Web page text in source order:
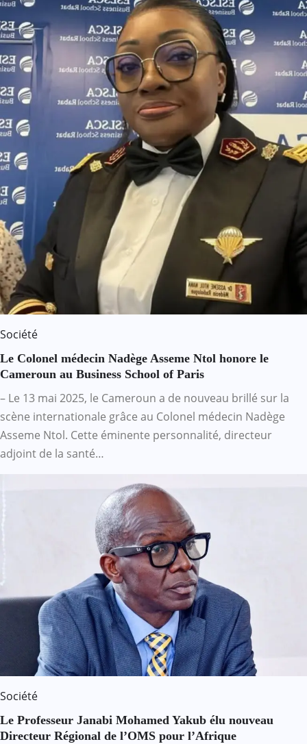
Société
Le Colonel médecin Nadège Asseme Ntol honore le
Cameroun au Business School of Paris
– Le 13 mai 2025, le Cameroun a de nouveau brillé sur la
scène internationale grâce au Colonel médecin Nadège
Asseme Ntol. Cette éminente personnalité, directeur
adjoint de la santé…
Société
Le Professeur Janabi Mohamed Yakub élu nouveau
Directeur Régional de l’OMS pour l’Afrique